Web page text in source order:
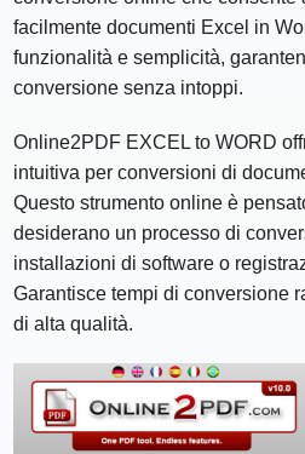
facilmente documenti Excel in
funzionalità e semplicità,
conversione senza intoppi.
Online2PDF EXCEL to WORD
intuitiva per conversioni di
Questo strumento online è
desiderano un processo di
installazioni di software o
Garantisce tempi di conversione
di alta qualità.